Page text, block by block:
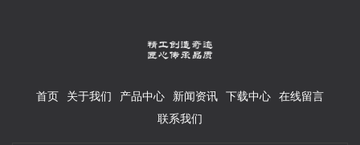
首页 关于我们 产品中心 新闻资讯 下载中心
在线留言
联系我们